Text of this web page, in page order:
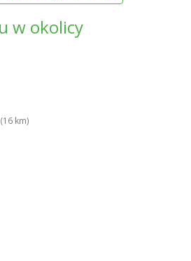
w okolicy
(16 km)